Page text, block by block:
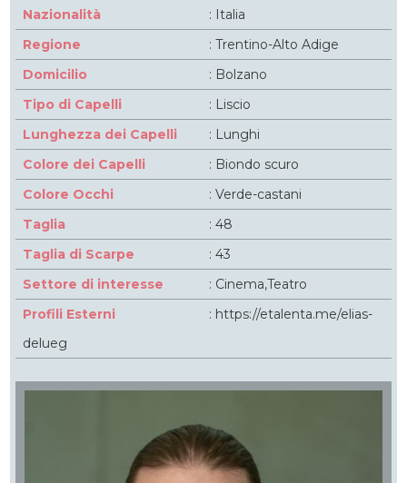
Nazionalità
: Italia
Regione
: Trentino-Alto Adige
Domicilio
: Bolzano
Tipo di Capelli
: Liscio
Lunghezza dei Capelli
: Lunghi
Colore dei Capelli
: Biondo scuro
Colore Occhi
: Verde-castani
Taglia
: 48
Taglia di Scarpe
: 43
Settore di interesse
: Cinema,Teatro
Profili Esterni
: https://etalenta.me/elias-
delueg